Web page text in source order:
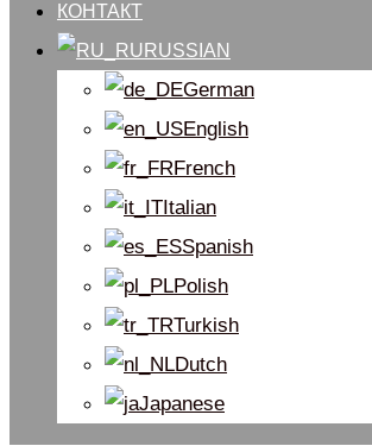
КОНТАКТ
RUSSIAN
German
English
French
Italian
Spanish
Polish
Turkish
Dutch
Japanese